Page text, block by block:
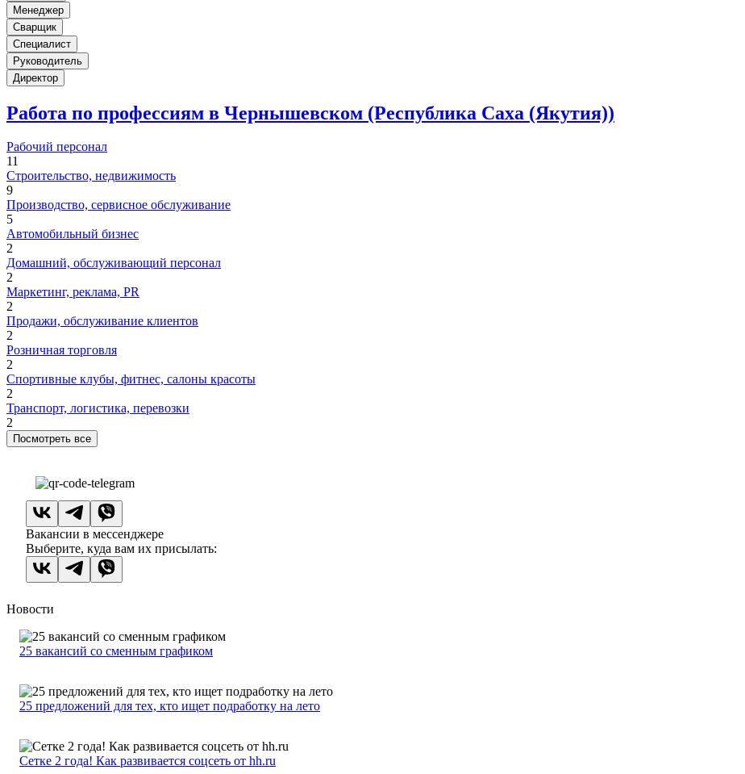
Менеджер
Сварщик
Специалист
Руководитель
Директор
Работа по профессиям в Чернышевском (Республика Саха (Якутия))
Рабочий персонал
11
Строительство, недвижимость
9
Производство, сервисное обслуживание
5
Автомобильный бизнес
2
Домашний, обслуживающий персонал
2
Маркетинг, реклама, PR
2
Продажи, обслуживание клиентов
2
Розничная торговля
2
Спортивные клубы, фитнес, салоны красоты
2
Транспорт, логистика, перевозки
2
Посмотреть все
Вакансии в мессенджере
Выберите, куда вам их присылать:
Новости
25 вакансий со сменным графиком
25 предложений для тех, кто ищет подработку на лето
Сетке 2 года! Как развивается соцсеть от hh.ru